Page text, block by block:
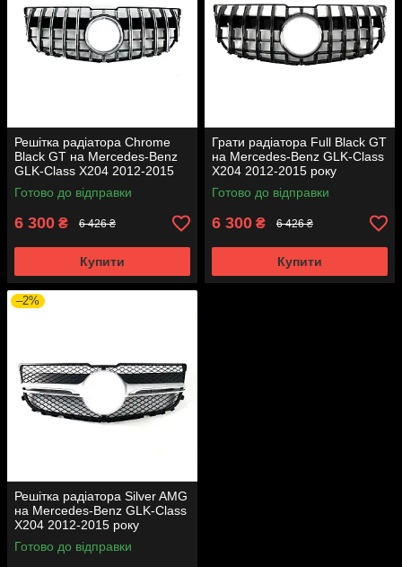
Решітка радіатора Chrome
Black GT на Mercedes-Benz
GLK-Class X204 2012-2015
року
Готово до відправки
6 300 ₴ 6 426 ₴
Купити
Грати радіатора Full Black GT
на Mercedes-Benz GLK-Class
X204 2012-2015 року
Готово до відправки
6 300 ₴ 6 426 ₴
Купити
–2%
Решітка радіатора Silver AMG
на Mercedes-Benz GLK-Class
X204 2012-2015 року
Готово до відправки